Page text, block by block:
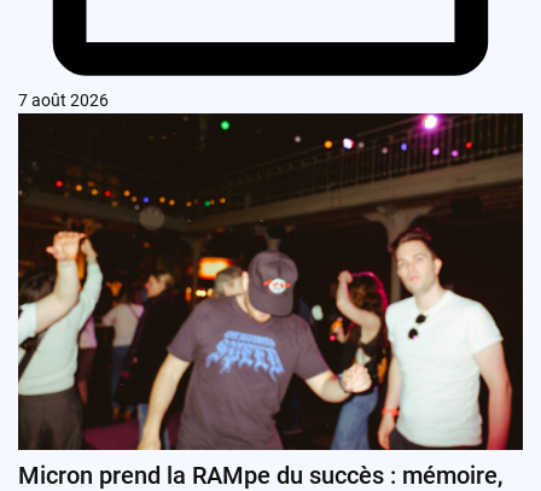
7 août 2026
Micron prend la RAMpe du succès : mémoire,